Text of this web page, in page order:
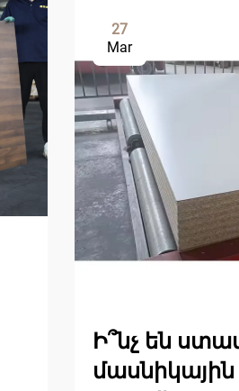
27
Mar
Ի՞նչ են
մասնիկային